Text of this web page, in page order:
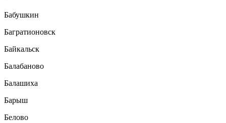
Бабушкин
Багратионовск
Байкальск
Балабаново
Балашиха
Барыш
Белово